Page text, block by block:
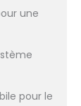
une
pour le